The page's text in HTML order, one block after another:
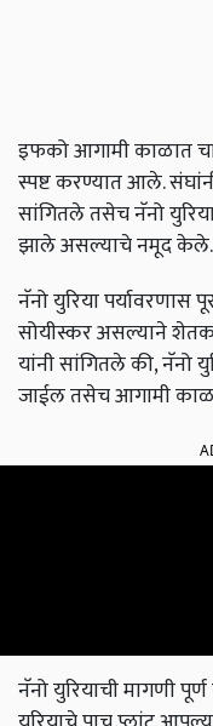
इफको आगामी काळात
स्पष्ट करण्यात आले.
सांगितले तसेच नॅनो
झाले असल्याचे नमूद केले.
नॅनो युरिया
सोयीस्कर असल्याने
यांनी सांगितले की, नॅनो
जाईल तसेच आगामी
नॅनो युरियाची मागणी